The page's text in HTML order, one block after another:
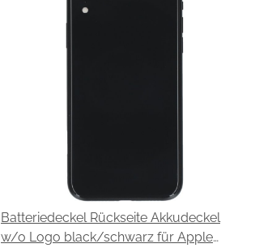
Batteriedeckel Rückseite Akkudeckel
w/o Logo black/schwarz für Apple